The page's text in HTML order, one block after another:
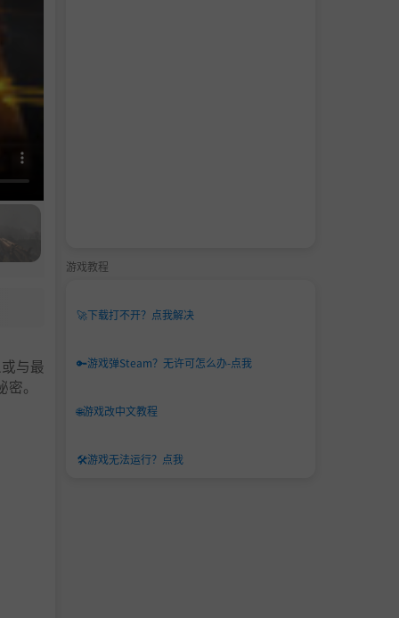
与最
。
游戏教程
🚀下载打不开？点我解决
🔑游戏弹Steam？无许可怎么办-点我
🌐游戏改中文教程
🛠️游戏无法运行？点我